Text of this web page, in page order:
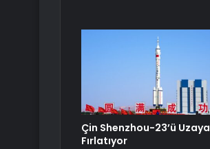
Çin Shenzhou-23’ü Uzaya
Fırlatıyor